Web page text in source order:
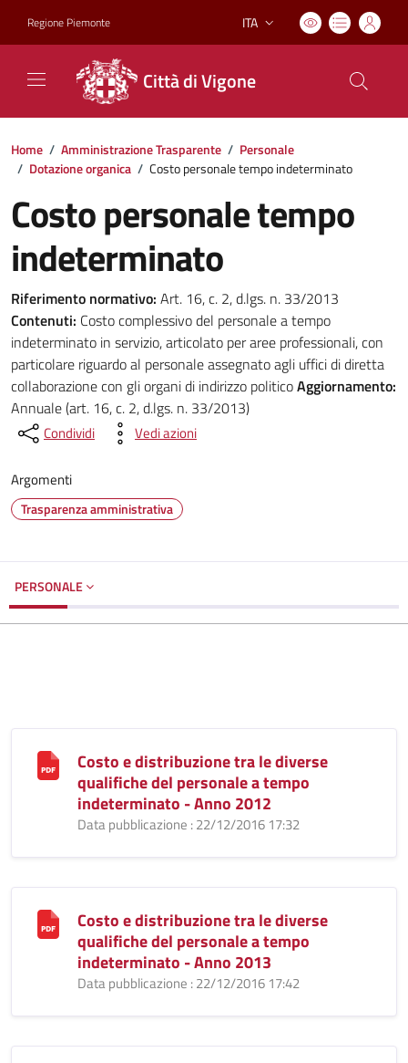
Regione Piemonte Lingua attiva:
ITA
Città di Vigone
Home / Amministrazione Trasparente / Personale
/ Dotazione organica / Costo personale tempo indeterminato
Costo personale tempo
indeterminato
Riferimento normativo: Art. 16, c. 2, d.lgs. n. 33/2013
Contenuti: Costo complessivo del personale a tempo
indeterminato in servizio, articolato per aree professionali, con
particolare riguardo al personale assegnato agli uffici di diretta
collaborazione con gli organi di indirizzo politicoAggiornamento:
Annuale (art. 16, c. 2, d.lgs. n. 33/2013)
Condividi Vedi azioni
Argomenti
Trasparenza amministrativa
PERSONALE
Costo e distribuzione tra le diverse
qualifiche del personale a tempo
indeterminato - Anno 2012
Data pubblicazione : 22/12/2016 17:32
Costo e distribuzione tra le diverse
qualifiche del personale a tempo
indeterminato - Anno 2013
Data pubblicazione : 22/12/2016 17:42